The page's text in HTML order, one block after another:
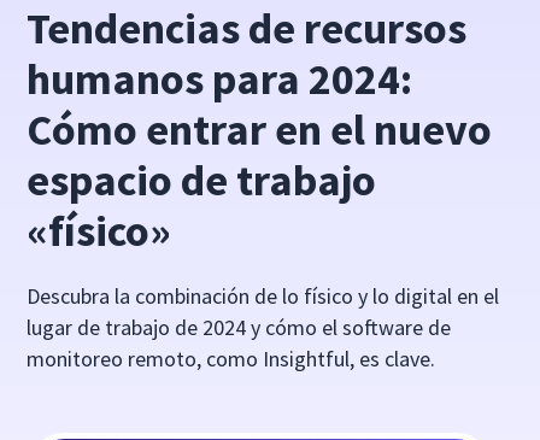
Tendencias de recursos
humanos para 2024:
Cómo entrar en el nuevo
espacio de trabajo
«físico»
Descubra la combinación de lo físico y lo digital en el
lugar de trabajo de 2024 y cómo el software de
monitoreo remoto, como Insightful, es clave.